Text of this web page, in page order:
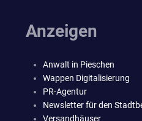
Anzeigen
Anwalt in Pieschen
Wappen Digitalisierung
PR-Agentur
Newsletter für den
Versandhäuser